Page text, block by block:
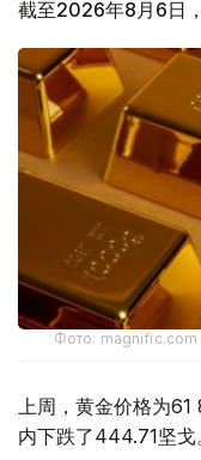
截至2026年8月6日
Фото: magnific.com
上周，黄金价格为
内下跌了444.71坚戈